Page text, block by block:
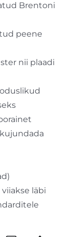
Brentoni
peene
nii plaadi
läbi